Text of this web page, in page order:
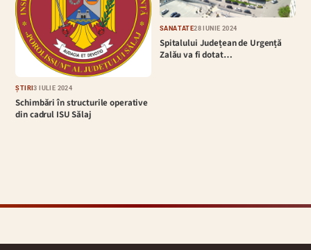
ȘTIRI3 IULIE 2024
Schimbări în structurile operative
din cadrul ISU Sălaj
SĂNĂTATE28 IUNIE 2024
Spitalului Județean de Urgență
Zalău va fi dotat…